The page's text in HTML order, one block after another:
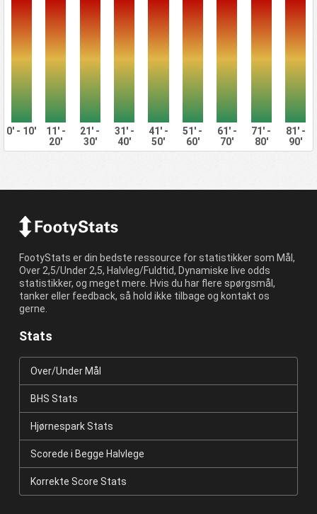
0' - 10'
11' -
20'
21' -
30'
31' -
40'
41' -
50'
51' -
60'
61' -
70'
71' -
80'
81' -
90'
FootyStats er din bedste ressource for statistikker som Mål,
Over 2,5/Under 2,5, Halvleg/Fuldtid, Dynamiske live odds
statistikker, og meget mere. Hvis du har flere spørgsmål,
tanker eller feedback, så hold ikke tilbage og kontakt os
gerne.
Stats
Over/Under Mål
BHS Stats
Hjørnespark Stats
Scorede i Begge Halvlege
Korrekte Score Stats